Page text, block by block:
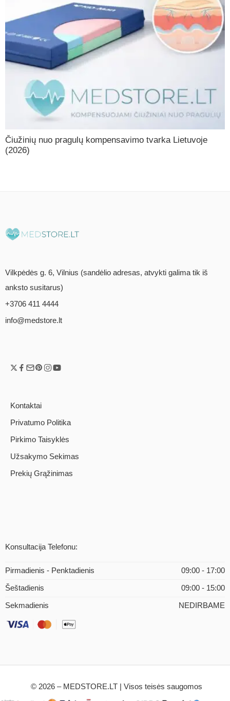
Čiužinių nuo pragulų kompensavimo tvarka Lietuvoje
(2026)
Vilkpėdės g. 6, Vilnius (sandėlio adresas, atvykti galima tik iš
anksto susitarus)
+3706 411 4444
info@medstore.lt
Kontaktai
Privatumo Politika
Pirkimo Taisyklės
Užsakymo Sekimas
Prekių Grąžinimas
Konsultacija Telefonu:
Pirmadienis - Penktadienis 09:00 - 17:00
Šeštadienis 09:00 - 15:00
Sekmadienis NEDIRBAME
© 2026 – MEDSTORE.LT | Visos teisės saugomos